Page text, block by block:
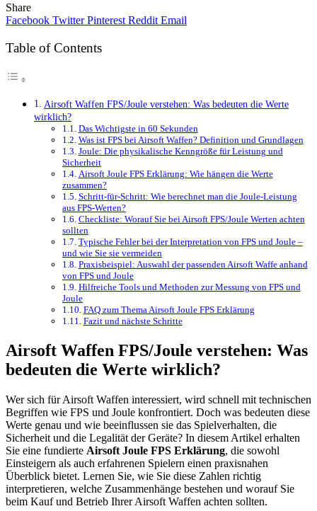
Share
Facebook Twitter Pinterest Reddit Email
Table of Contents
Airsoft Waffen FPS/Joule verstehen: Was bedeuten die Werte
wirklich?
Das Wichtigste in 60 Sekunden
Was ist FPS bei Airsoft Waffen? Definition und Grundlagen
Joule: Die physikalische Kenngröße für Leistung und
Sicherheit
Airsoft Joule FPS Erklärung: Wie hängen die Werte
zusammen?
Schritt-für-Schritt: Wie berechnet man die Joule-Leistung
aus FPS-Werten?
Checkliste: Worauf Sie bei Airsoft FPS/Joule Werten achten
sollten
Typische Fehler bei der Interpretation von FPS und Joule –
und wie Sie sie vermeiden
Praxisbeispiel: Auswahl der passenden Airsoft Waffe anhand
von FPS und Joule
Hilfreiche Tools und Methoden zur Messung von FPS und
Joule
FAQ zum Thema Airsoft Joule FPS Erklärung
Fazit und nächste Schritte
Airsoft Waffen FPS/Joule verstehen: Was
bedeuten die Werte wirklich?
Wer sich für Airsoft Waffen interessiert, wird schnell mit technischen
Begriffen wie FPS und Joule konfrontiert. Doch was bedeuten diese
Werte genau und wie beeinflussen sie das Spielverhalten, die
Sicherheit und die Legalität der Geräte? In diesem Artikel erhalten
Sie eine fundierte Airsoft Joule FPS Erklärung, die sowohl
Einsteigern als auch erfahrenen Spielern einen praxisnahen
Überblick bietet. Lernen Sie, wie Sie diese Zahlen richtig
interpretieren, welche Zusammenhänge bestehen und worauf Sie
beim Kauf und Betrieb Ihrer Airsoft Waffen achten sollten.